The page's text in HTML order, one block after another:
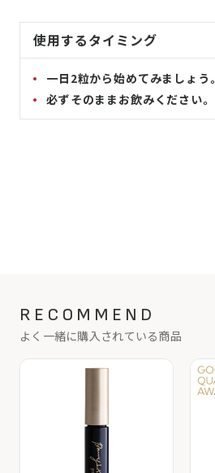
使用するタイミング
一日2粒から始めてみましょう。
必ずそのままお飲みください。
RECOMMEND
よく一緒に購入されている商品